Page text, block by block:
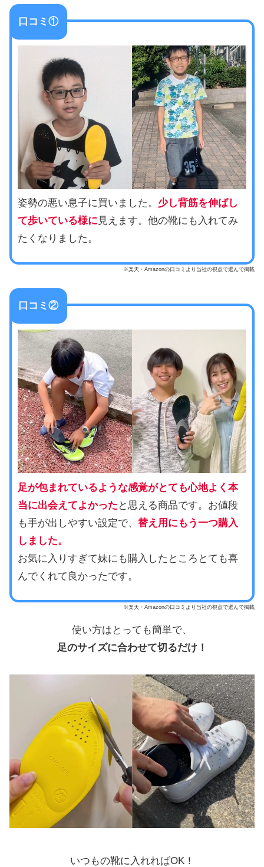
口コミ①
姿勢の悪い息子に買いました。 少し背筋を伸ばし
て歩いている様に 見えます。他の靴にも入れてみ
たくなりました。
※楽天・Amazonの口コミより当社の視点で選んで掲載
口コミ②
足が包まれているような感覚がとても心地よく本
当に出会えてよかった と思える商品です。お値段
も手が出しやすい設定で、 替え用にもう一つ購入
しました。
お気に入りすぎて妹にも購入したところとても喜
んでくれて良かったです。
※楽天・Amazonの口コミより当社の視点で選んで掲載
使い方はとっても簡単で、
足のサイズに合わせて切るだけ！
いつもの靴に入れればOK！